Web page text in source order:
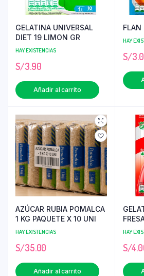
GELATINA UNIVERSAL
DIET 19 LIMON GR
HAY EXISTENCIAS
S/3.90
Añadir al carrito
FLAN
HAY
S/
AZÚCAR RUBIA POMALCA
1 KG PAQUETE X 10 UNI
HAY EXISTENCIAS
S/35.00
Añadir al carrito
HAY
S/